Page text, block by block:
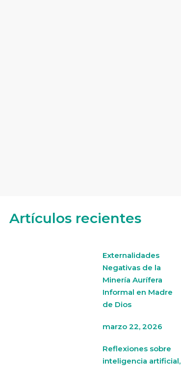
Artículos recientes
Externalidades
Negativas de la
Minería Aurífera
Informal en Madre
de Dios
marzo 22, 2026
Reflexiones sobre
inteligencia artificial,